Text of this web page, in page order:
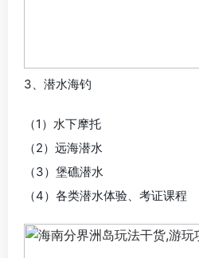
3、潜水海钓
（1）水下摩托
（2）远海潜水
（3）堡礁潜水
（4）各类潜水体验、考证课程